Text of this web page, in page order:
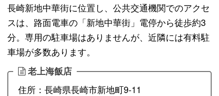
長崎新地中華街に位置し、公共交通機関でのアクセ
スは、路面電車の「新地中華街」電停から徒歩約3
分。専用の駐車場はありませんが、近隣には有料駐
車場が多数あります。
老上海飯店
住所：長崎県長崎市新地町9-11